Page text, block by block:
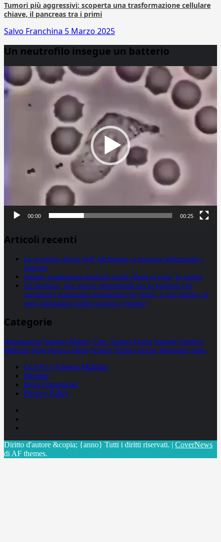
Tumori più aggressivi: scoperta una trasformazione cellulare
chiave, il pancreas tra i primi
Salvo Franchina 5 Marzo 2025
Un neutrofilo insegue un batterio
Player
00:00 00:25
Articoli recenti
La proteina chiave dell’Alzheimer si propaga utilizzando i
neuroni
Statine: inutilmente attribuiti molti effetti avversi, lo studio
Un farmaco, due nuove opportunità per le pazienti con
carcinoma mammario metastatico hr+/her2- e con tumore al
seno metastatico triplo negativo (mtnbc)
Categorie
alimentazione biologia Biology Com. Stampa Epatiti featured Genetica
Medicina News Ricerca Salute Science Scienza vaccini Veterinaria video
CCSVI e Sclerosi Multipla
Sitemap
Invia Comunicati
Privacy Policy
Diritto d'autore &copia; {anno} Tutti i diritti riservati. | CoverNews
di AF themes.